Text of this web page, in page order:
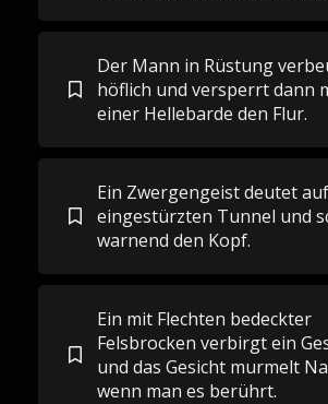
Der Mann in Rüstung
höflich und versperrt dann
einer Hellebarde den Flur.
Ein Zwergengeist deutet
eingestürzten Tunnel und
warnend den Kopf.
Ein mit Flechten bedeckter
Felsbrocken verbirgt ein
und das Gesicht murmelt
wenn man es berührt.